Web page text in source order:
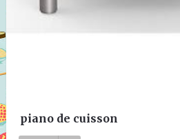
piano de cuisson